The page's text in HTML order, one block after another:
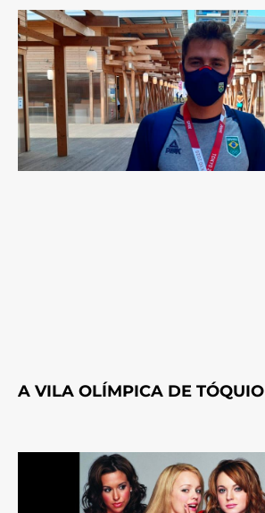
A VILA OLÍMPICA DE TÓQUIO